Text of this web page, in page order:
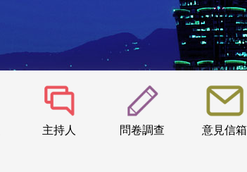
主持人 問卷調查 意見信箱
:::